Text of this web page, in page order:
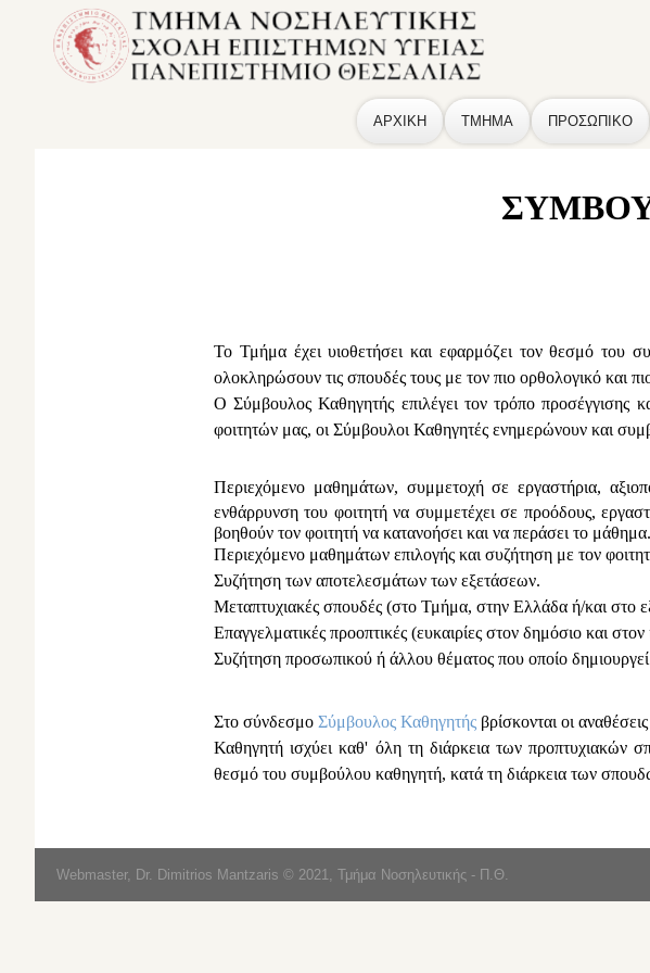
ΑΡΧΙΚΗ ΤΜΗΜΑ ΠΡΟΣΩΠΙΚΟ
Το Τμήμα έχει υιοθετήσει και εφαρμόζει τον θεσμό του
ολοκληρώσουν τις σπουδές τους με τον πιο ορθολογικό και
Ο Σύμβουλος Καθηγητής επιλέγει τον τρόπο προσέγγισης
φοιτητών μας, οι Σύμβουλοι Καθηγητές ενημερώνουν και
Περιεχόμενο μαθημάτων, συμμετοχή σε εργαστήρια,
ενθάρρυνση του φοιτητή να συμμετέχει σε προόδους,
βοηθούν τον φοιτητή να κατανοήσει και να περάσει το μάθημα.
Περιεχόμενο μαθημάτων επιλογής και συζήτηση με τον
Συζήτηση των αποτελεσμάτων των εξετάσεων.
Μεταπτυχιακές σπουδές (στο Τμήμα, στην Ελλάδα ή/και στο
Επαγγελματικές προοπτικές (ευκαιρίες στον δημόσιο και
Συζήτηση προσωπικού ή άλλου θέματος που οποίο
Στο σύνδεσμο Σύμβουλος Καθηγητής βρίσκονται οι
Καθηγητή ισχύει καθ' όλη τη διάρκεια των προπτυχιακών
θεσμό του συμβούλου καθηγητή, κατά τη διάρκεια των
Webmaster, Dr. Dimitrios Mantzaris © 2021, Τμήμα Νοσηλευτικής - Π.Θ.